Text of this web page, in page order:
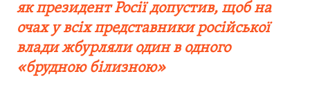
як президент Росії допустив, щоб на
очах у всіх представники російської
влади жбурляли один в одного
«брудною білизною»